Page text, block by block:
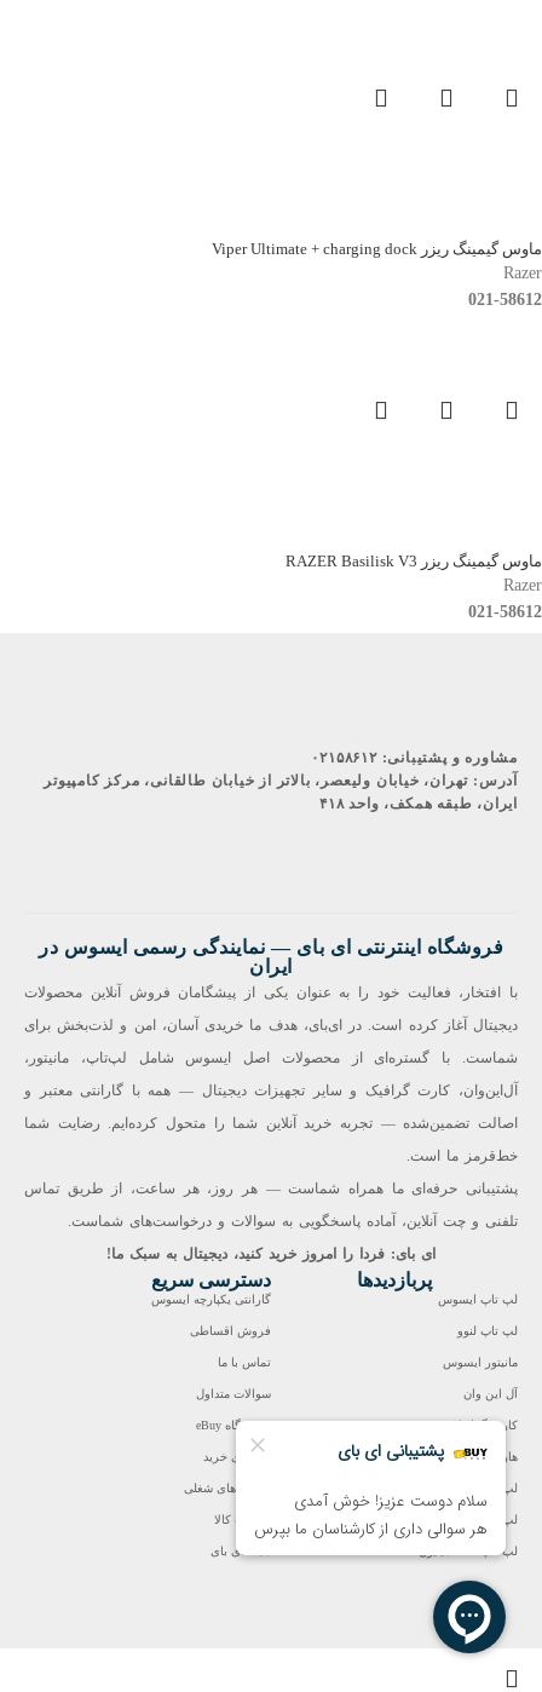
ماوس گیمینگ ریزر Viper Ultimate + charging dock
Razer
021-58612
ماوس گیمینگ ریزر RAZER Basilisk V3
Razer
021-58612
مشاوره و پشتیبانی: ۰۲۱۵۸۶۱۲
آدرس: تهران، خیابان ولیعصر، بالاتر از خیابان طالقانی، مرکز کامپیوتر
ایران، طبقه همکف، واحد ۴۱۸
فروشگاه اینترنتی ای‌ بای — نمایندگی رسمی ایسوس در
ایران
با افتخار، فعالیت خود را به عنوان یکی از پیشگامان فروش آنلاین محصولات
دیجیتال آغاز کرده است. در ای‌بای، هدف ما خریدی آسان، امن و لذت‌بخش برای
شماست. با گستره‌ای از محصولات اصل ایسوس شامل لپ‌تاپ، مانیتور،
آل‌این‌وان، کارت گرافیک و سایر تجهیزات دیجیتال — همه با گارانتی معتبر و
اصالت تضمین‌شده — تجربه خرید آنلاین شما را متحول کرده‌ایم. رضایت شما
خط‌قرمز ما است.
پشتیبانی حرفه‌ای ما همراه شماست — هر روز، هر ساعت، از طریق تماس
تلفنی و چت آنلاین، آماده پاسخگویی به سوالات و درخواست‌های شماست.
ای بای: فردا را امروز خرید کنید، دیجیتال به سبک ما!
پربازدیدها
لپ تاپ ایسوس
لپ تاپ لنوو
مانیتور ایسوس
آل این وان
کارت گرافیک
هارد اینترنال
لپ تاپ تا 20 میلیون
لپ تاپ تا 30 میلیون
لپ تاپ تا 40 میلیون
دسترسی سریع
گارانتی یکپارچه ایسوس
فروش اقساطی
تماس با ما
سوالات متداول
فروشگاه eBuy
راهنمای خرید
فرصت‌های شغلی
ضمانت کالا
مجله ای بای